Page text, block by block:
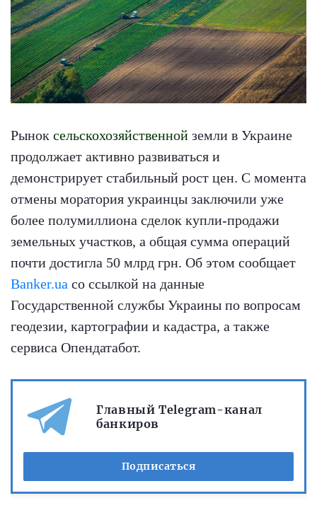
Рынок сельскохозяйственной земли в Украине
продолжает активно развиваться и
демонстрирует стабильный рост цен. С момента
отмены моратория украинцы заключили уже
более полумиллиона сделок купли-продажи
земельных участков, а общая сумма операций
почти достигла 50 млрд грн. Об этом сообщает
Banker.ua со ссылкой на данные
Государственной службы Украины по вопросам
геодезии, картографии и кадастра, а также
сервиса Опендатабот.
Главный Telegram-канал
банкиров
Подписаться